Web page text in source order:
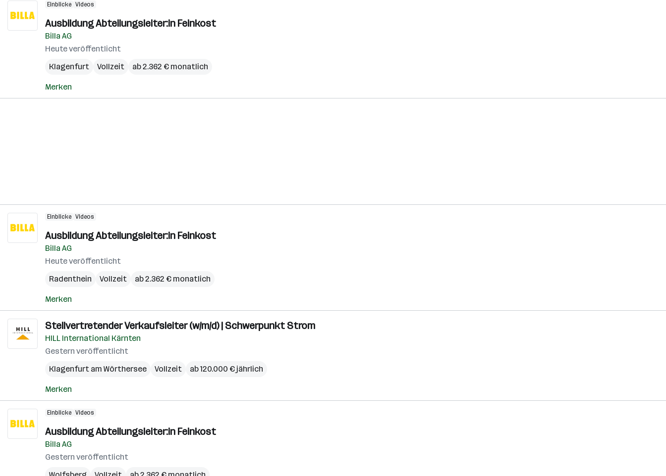
Einblicke Videos
Ausbildung Abteilungsleiter:in Feinkost
Billa AG
Heute veröffentlicht
Klagenfurt
Vollzeit ab 2.362 € monatlich
Merken
Einblicke Videos
Ausbildung Abteilungsleiter:in Feinkost
Billa AG
Heute veröffentlicht
Radenthein
Vollzeit ab 2.362 € monatlich
Merken
Stellvertretender Verkaufsleiter (w/m/d) | Schwerpunkt Strom
HILL International Kärnten
Gestern veröffentlicht
Klagenfurt am Wörthersee
Vollzeit ab 120.000 € jährlich
Merken
Einblicke Videos
Ausbildung Abteilungsleiter:in Feinkost
Billa AG
Gestern veröffentlicht